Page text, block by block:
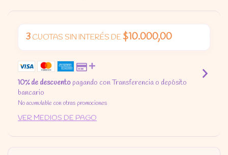
3 CUOTAS SIN INTERÉS DE$10.000,00
10% de descuento pagando con Transferencia o depósito
bancario
No acumulable con otras promociones
VER MEDIOS DE PAGO